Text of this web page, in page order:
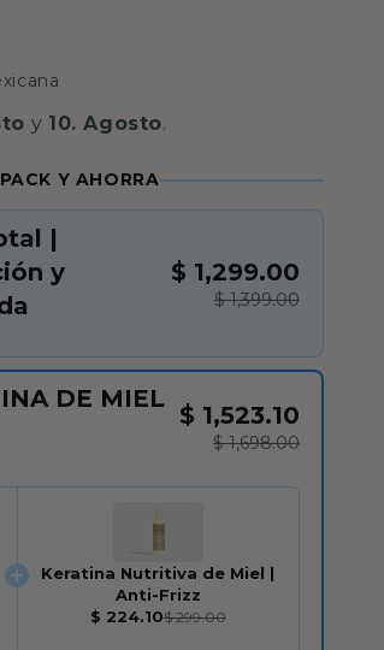
y 10. Agosto.
Y AHORRA
|
y
$ 1,299.00
$ 1,399.00
DE MIEL
$ 1,523.10
$ 1,698.00
Keratina Nutritiva de Miel |
Anti-Frizz
$ 224.10$ 299.00